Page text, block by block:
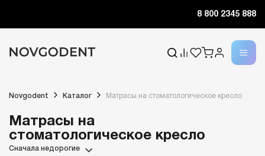
8 800 2345 888
Novgodent Каталог Матрасы на стоматологическое кресло
Матрасы на
стоматологическое кресло
Сначала недорогие